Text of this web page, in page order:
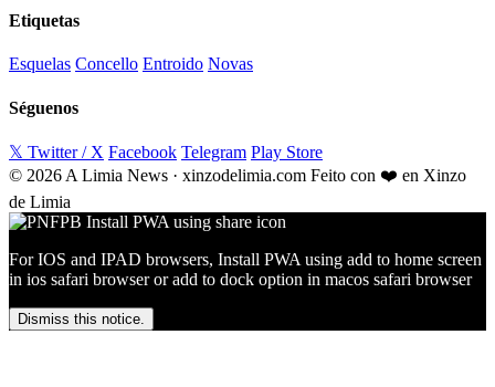
Etiquetas
Esquelas Concello Entroido Novas
Séguenos
𝕏 Twitter / X Facebook Telegram Play Store
© 2026 A Limia News · xinzodelimia.com Feito con ❤️ en Xinzo
de Limia
For IOS and IPAD browsers, Install PWA using add to home screen
in ios safari browser or add to dock option in macos safari browser
Dismiss this notice.